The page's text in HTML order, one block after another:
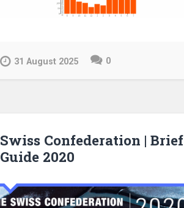
31 August 2025 0
Swiss Confederation | Brief
Guide 2020